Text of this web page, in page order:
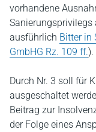
vorhandene
Sanierungsprivilegs
ausführlich Bitter in
GmbHG Rz. 109 ff.).
Durch Nr. 3 soll für
ausgeschaltet
Beitrag zur
der Folge eines